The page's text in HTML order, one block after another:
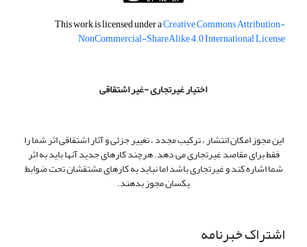
This work is licensed under aCreative Commons Attribution-
NonCommercial-ShareAlike 4.0 International License
اختیار غیرتجاری -غیر اشتقاقی
این مجوز امکان انتشار ، ترکیب مجدد ، تغییر جزئی و آثار اشتقاقی اثر شما را
فقط برای مقاصد غیرتجاری می دهد. هرچند کارهای جدید آنها باید به اثر
شما اشاره کند و غیرتجاری باشد اما نباید به کارهای مشتقشان تحت ضوابط
یکسان مجوز بدهند.
اشتراک خبرنامه